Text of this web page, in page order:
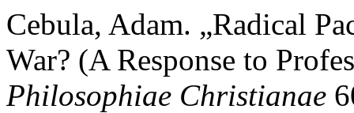
Cebula, Adam. „Radical
War? (A Response to
Philosophiae Christianae